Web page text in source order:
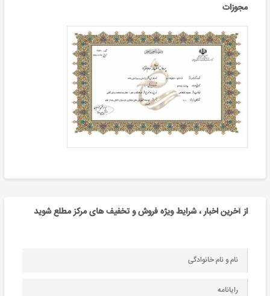
مجوزات
از آخرین اخبار ، شرایط ویژه فروش و تخفیف های مرکز مطلع شوید